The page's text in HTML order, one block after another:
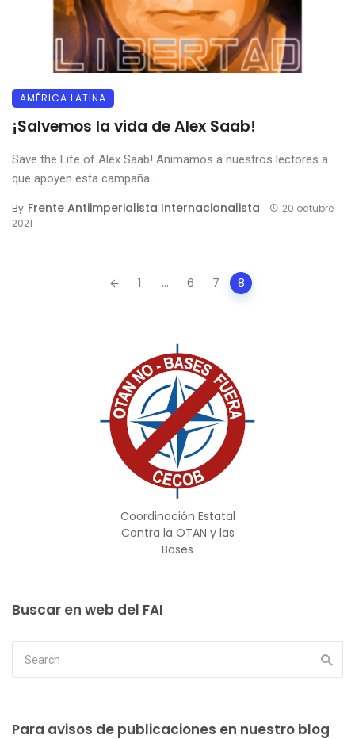
AMÉRICA LATINA
¡Salvemos la vida de Alex Saab!
Save the Life of Alex Saab! Animamos a nuestros lectores a
que apoyen esta campaña ...
By Frente Antiimperialista Internacionalista
20 octubre
2021
1 ... 6 7 8
Coordinación Estatal
Contra la OTAN y las
Bases
Buscar en web del FAI
Para avisos de publicaciones en nuestro blog